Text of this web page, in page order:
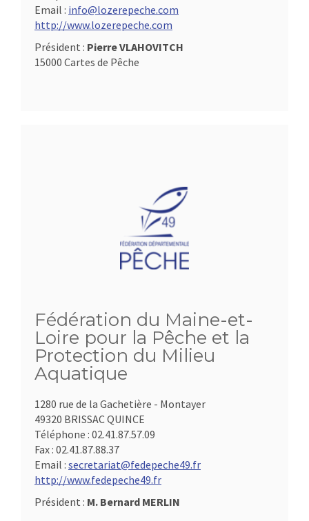
Email : info@lozerepeche.com
http://www.lozerepeche.com
Président : Pierre VLAHOVITCH
15000 Cartes de Pêche
Fédération du Maine-et-
Loire pour la Pêche et la
Protection du Milieu
Aquatique
1280 rue de la Gachetière - Montayer
49320 BRISSAC QUINCE
Téléphone : 02.41.87.57.09
Fax : 02.41.87.88.37
Email : secretariat@fedepeche49.fr
http://www.fedepeche49.fr
Président : M. Bernard MERLIN